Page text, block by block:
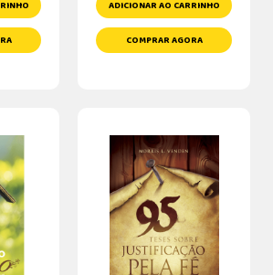
ADICIONAR AO CARRINHO
COMPRAR AGORA